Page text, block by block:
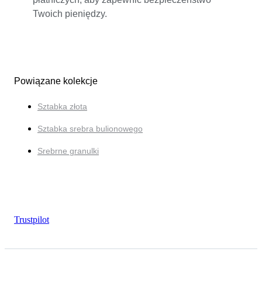
Twoich pieniędzy.
Powiązane kolekcje
Sztabka złota
Sztabka srebra bulionowego
Srebrne granulki
Trustpilot